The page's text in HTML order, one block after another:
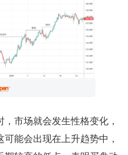
市场就会发生性格变化，
能会出现在上升趋势中，